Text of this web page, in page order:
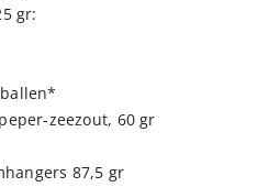
gr:
zeezout, 60 gr
87,5 gr